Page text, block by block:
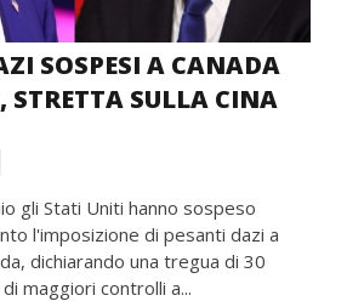
SOSPESI A CANADA
STRETTA SULLA CINA
gli Stati Uniti hanno sospeso
l'imposizione di pesanti dazi a
dichiarando una tregua di 30
maggiori controlli a...